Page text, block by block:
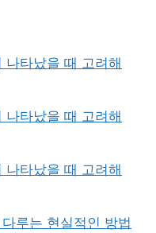
나타났을 때 고려해
나타났을 때 고려해
나타났을 때 고려해
루는 현실적인 방법